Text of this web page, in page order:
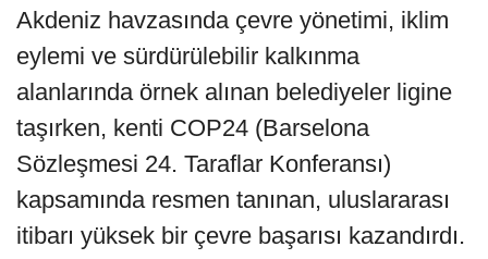
Akdeniz havzasında çevre yönetimi, iklim
eylemi ve sürdürülebilir kalkınma
alanlarında örnek alınan belediyeler ligine
taşırken, kenti COP24 (Barselona
Sözleşmesi 24. Taraflar Konferansı)
kapsamında resmen tanınan, uluslararası
itibarı yüksek bir çevre başarısı kazandırdı.